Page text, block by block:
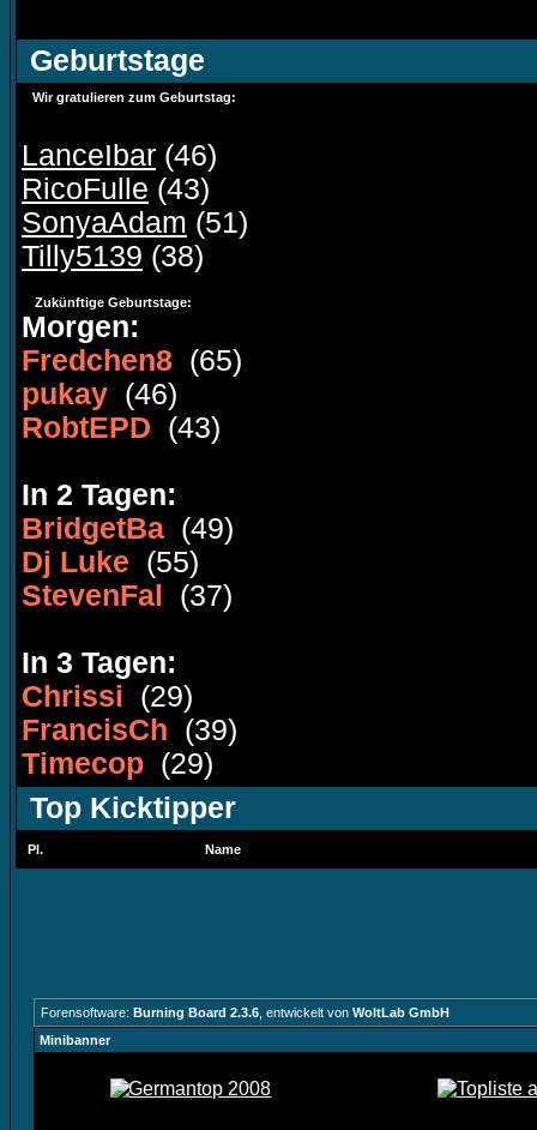
Geburtstage
Wir gratulieren zum Geburtstag:
LanceIbar (46)
RicoFulle (43)
SonyaAdam (51)
Tilly5139 (38)
Zukünftige Geburtstage:
Morgen:
Fredchen8 (65)
pukay (46)
RobtEPD (43)
In 2 Tagen:
BridgetBa (49)
Dj Luke (55)
StevenFal
(37)
In 3 Tagen:
Chrissi (29)
FrancisCh (39)
Timecop (29)
Top Kicktipper
Pl. Name
Forensoftware: Burning Board 2.3.6 , entwickelt von WoltLab GmbH
Minibanner